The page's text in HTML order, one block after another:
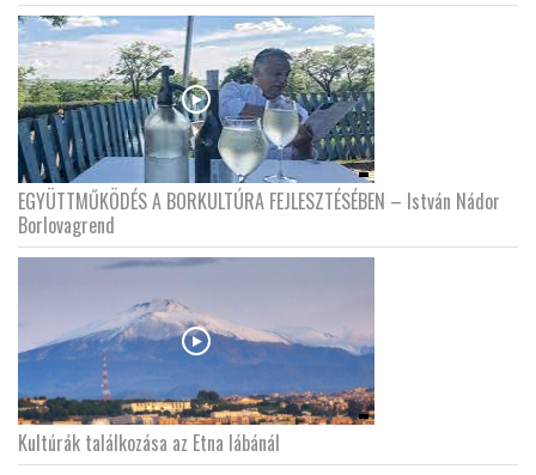
EGYÜTTMŰKÖDÉS A BORKULTÚRA FEJLESZTÉSÉBEN – István Nádor
Borlovagrend
Kultúrák találkozása az Etna lábánál